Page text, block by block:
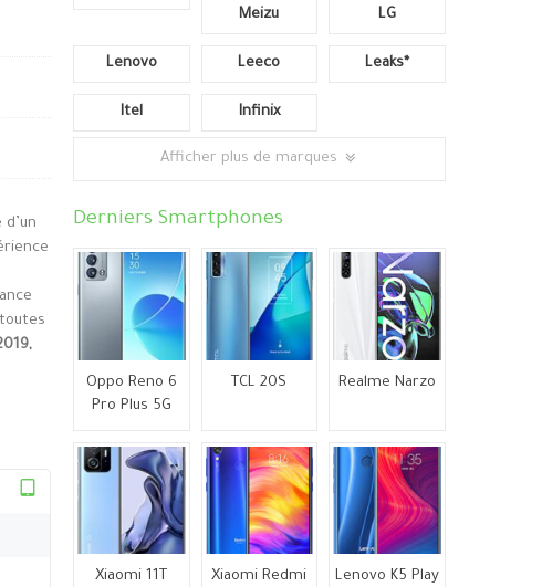
Meizu LG
Lenovo Leeco Leaks*
Itel Infinix
Afficher plus de marques
Derniers Smartphones
Oppo Reno 6
Pro Plus 5G
TCL 20S Realme Narzo
Xiaomi 11T
Xiaomi Redmi
Lenovo K5 Play